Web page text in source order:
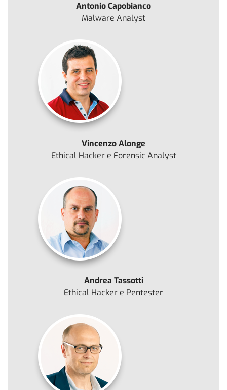
Antonio Capobianco
Malware Analyst
Vincenzo Alonge
Ethical Hacker e Forensic Analyst
Andrea Tassotti
Ethical Hacker e Pentester